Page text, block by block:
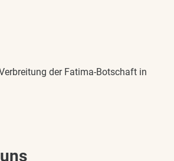
der Fatima-Botschaft in